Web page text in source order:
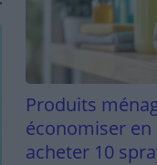
Produits
économiser en
acheter 10